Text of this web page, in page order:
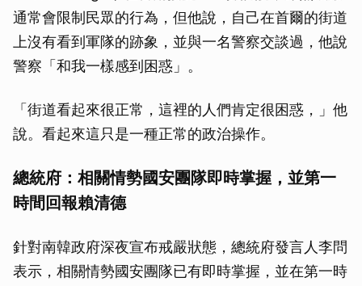
通常會限制民眾的行為，但他說，自己在首爾的街道
上沒有看到軍隊的跡象，並與一名警察交談過，他說
警察「和我一樣感到困惑」。
「街道看起來很正常，這裡的人們肯定很困惑，」他
說。看起來這只是一種正常的政治操作。
總統府：相關情勢國安團隊即時掌握，並第一
時間回報賴清德
針對南韓政府深夜宣布戒嚴狀態，總統府發言人李問
表示，相關情勢國安團隊已有即時掌握，並在第一時